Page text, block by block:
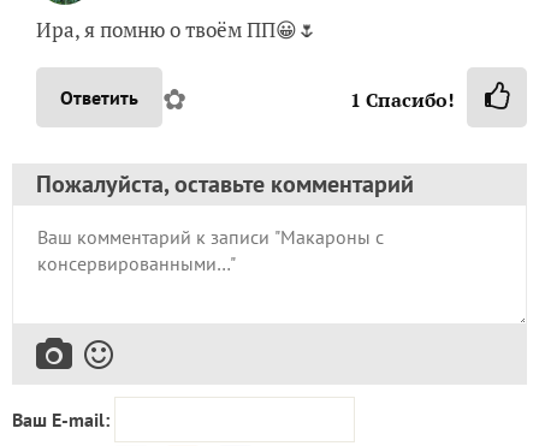
Ира, я помню о твоём ПП😀🌷
Ответить ✿ 1 Спасибо!
Пожалуйста, оставьте комментарий
Ваш E-mail: